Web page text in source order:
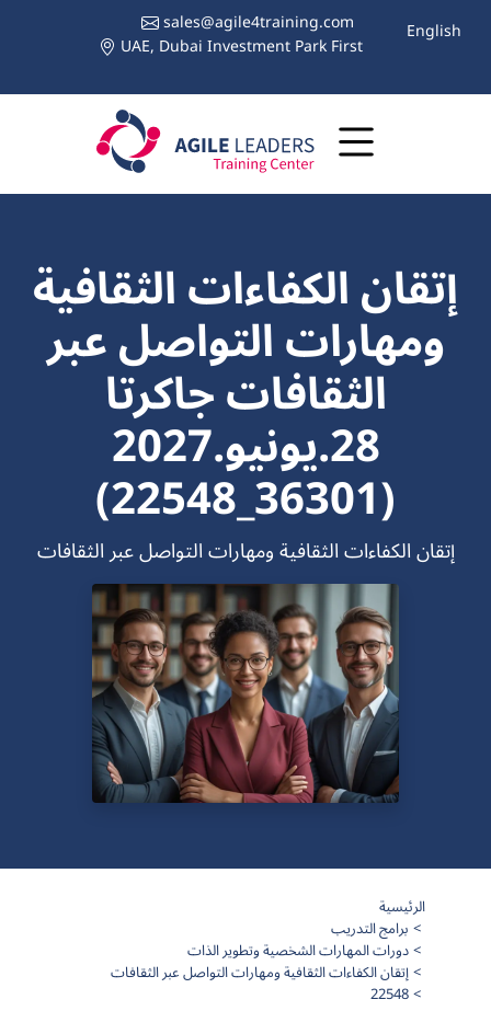
sales@agile4training.com
UAE, Dubai Investment Park First English
إتقان الكفاءات الثقافية
ومهارات التواصل عبر
الثقافات جاكرتا
28.يونيو.2027
(36301_22548)
إتقان الكفاءات الثقافية ومهارات التواصل عبر الثقافات
الرئيسية
برامج التدريب
دورات المهارات الشخصية وتطوير الذات
إتقان الكفاءات الثقافية ومهارات التواصل عبر الثقافات
22548